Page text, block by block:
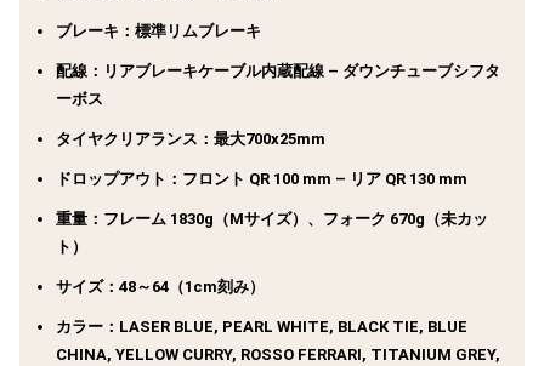
ブレーキ：標準リムブレーキ
配線：リアブレーキケーブル内蔵配線 – ダウンチューブシフタ
ーボス
タイヤクリアランス：最大700x25mm
ドロップアウト：フロント QR 100 mm – リア QR 130 mm
重量：フレーム 1830g（Mサイズ）、フォーク 670g（未カッ
ト）
サイズ：48～64（1cm刻み）
カラー：LASER BLUE, PEARL WHITE, BLACK TIE, BLUE
CHINA, YELLOW CURRY, ROSSO FERRARI, TITANIUM GREY,